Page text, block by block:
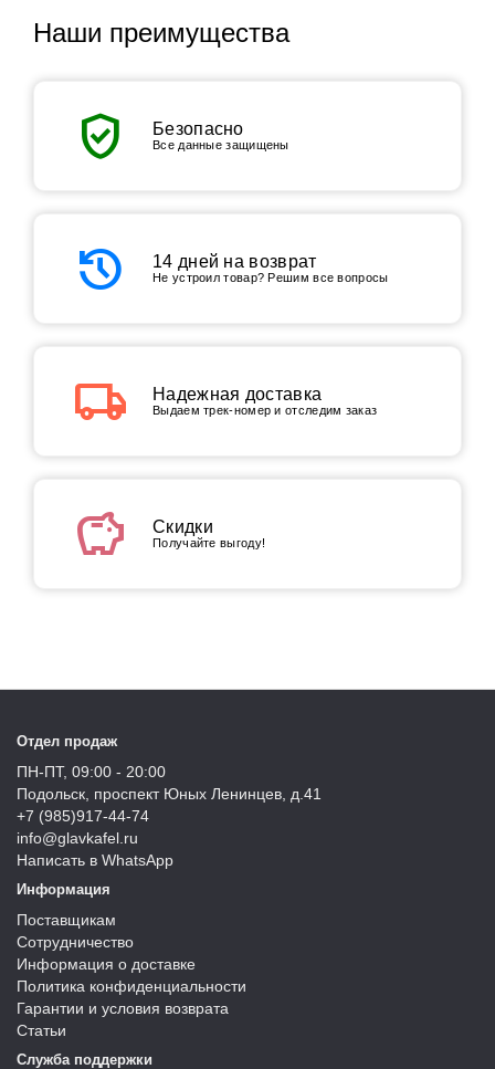
Наши преимущества
verified_user Безопасно
Все данные защищены
history 14 дней на возврат
Не устроил товар? Решим все вопросы
local_shipping Надежная доставка
Выдаем трек-номер и отследим заказ
savings Скидки
Получайте выгоду!
Отдел продаж
ПН-ПТ, 09:00 - 20:00
Подольск, проспект Юных Ленинцев, д.41
+7 (985)917-44-74
info@glavkafel.ru
Написать в WhatsApp
Информация
Поставщикам
Сотрудничество
Информация о доставке
Политика конфиденциальности
Гарантии и условия возврата
Статьи
Служба поддержки